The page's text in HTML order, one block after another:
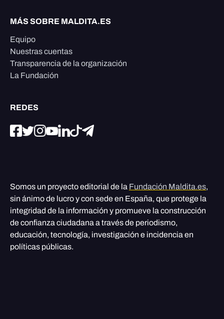
MÁS SOBRE MALDITA.ES
Equipo
Nuestras cuentas
Transparencia de la organización
La Fundación
REDES
Somos un proyecto editorial de la Fundación Maldita.es,
sin ánimo de lucro y con sede en España, que protege la
integridad de la información y promueve la construcción
de confianza ciudadana a través de periodismo,
educación, tecnología, investigación e incidencia en
políticas públicas.